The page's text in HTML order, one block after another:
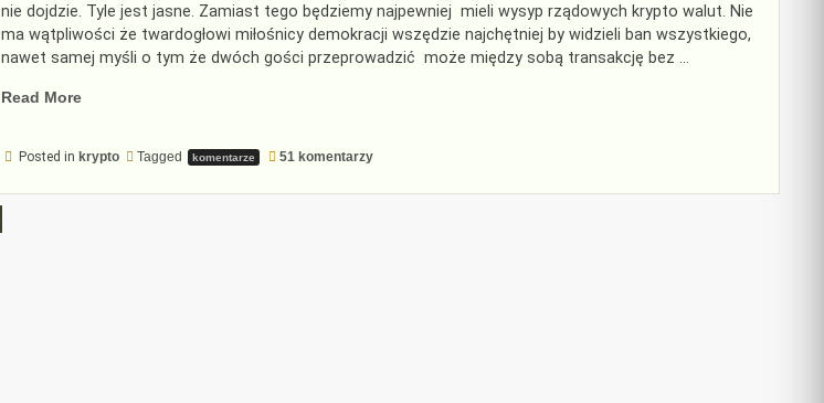
nie dojdzie. Tyle jest jasne. Zamiast tego będziemy najpewniej mieli wysyp rządowych krypto walut. Nie
ma wątpliwości że twardogłowi miłośnicy demokracji wszędzie najchętniej by widzieli ban wszystkiego,
nawet samej myśli o tym że dwóch gości przeprowadzić może między sobą transakcję bez …
Read More„Krypto
Posted in krypto Tagged komentarze 51 komentarzydo